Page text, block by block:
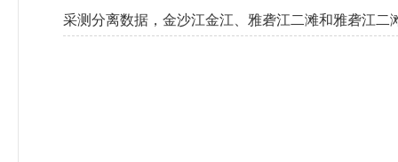
采测分离数据，金沙江金江、雅砻江二滩和雅砻江